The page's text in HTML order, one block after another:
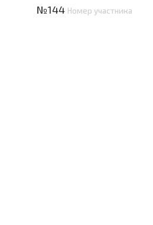
№144 Номер участника